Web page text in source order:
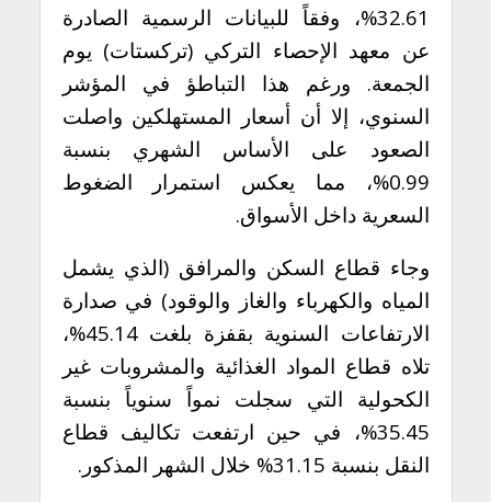
32.61%، وفقاً للبيانات الرسمية الصادرة
عن معهد الإحصاء التركي (تركستات) يوم
الجمعة. ورغم هذا التباطؤ في المؤشر
السنوي، إلا أن أسعار المستهلكين واصلت
الصعود على الأساس الشهري بنسبة
0.99%، مما يعكس استمرار الضغوط
السعرية داخل الأسواق.
وجاء قطاع السكن والمرافق (الذي يشمل
المياه والكهرباء والغاز والوقود) في صدارة
الارتفاعات السنوية بقفزة بلغت 45.14%،
تلاه قطاع المواد الغذائية والمشروبات غير
الكحولية التي سجلت نمواً سنوياً بنسبة
35.45%، في حين ارتفعت تكاليف قطاع
النقل بنسبة 31.15% خلال الشهر المذكور.